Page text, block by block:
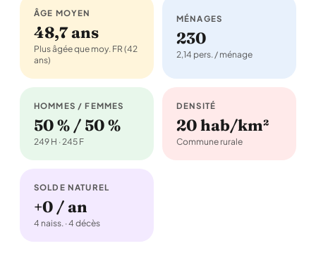
ÂGE MOYEN
48,7 ans
Plus âgée que moy. FR (42
ans)
MÉNAGES
230
2,14 pers. / ménage
HOMMES / FEMMES
50 % / 50 %
249 H · 245 F
DENSITÉ
20 hab/km²
Commune rurale
SOLDE NATUREL
+0 / an
4 naiss. · 4 décès